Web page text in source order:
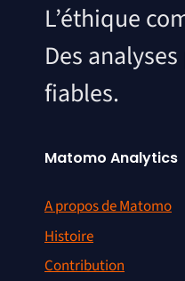
L’éthique
Des
fiables.
Matomo Analytics
A propos de Matomo
Histoire
Contribution